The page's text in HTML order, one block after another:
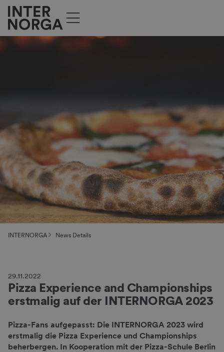
INTERNORGA News Details
29.11.2022
Pizza Experience and Championships
erstmalig auf der INTERNORGA 2023
Pizza-Fans aufgepasst: Die INTERNORGA 2023 wird
erstmalig die Pizza Experience und Championships
beherbergen. In Kooperation mit der Pizza-Schule Berlin